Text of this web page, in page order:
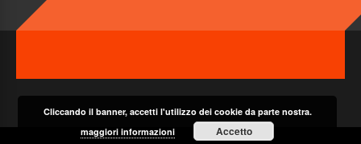
Cliccando il banner, accetti l'utilizzo dei cookie da parte nostra.
maggiori informazioni
Accetto